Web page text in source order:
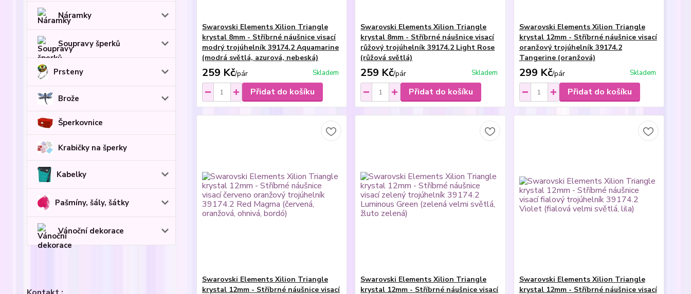
Náramky
Soupravy šperků
Prsteny
Brože
Šperkovnice
Krabičky na šperky
Kabelky
Pašmíny, šály, šátky
Vánoční dekorace
Swarovski Elements Xilion Triangle
krystal 8mm - Stříbrné náušnice visací
modrý trojúhelník 39174.2 Aquamarine
(modrá světlá, azurová, nebeská)
259 Kč/pár Skladem
Přidat do košíku
Swarovski Elements Xilion Triangle
krystal 8mm - Stříbrné náušnice visací
růžový trojúhelník 39174.2 Light Rose
(růžová světlá)
259 Kč/pár Skladem
Přidat do košíku
Swarovski Elements Xilion Triangle
krystal 12mm - Stříbrné náušnice visací
oranžový trojúhelník 39174.2
Tangerine (oranžová)
299 Kč/pár Skladem
Přidat do košíku
Swarovski Elements Xilion Triangle
krystal 12mm - Stříbrné náušnice visací
Swarovski Elements Xilion Triangle
krystal 12mm - Stříbrné náušnice visací
Swarovski Elements Xilion Triangle
krystal 12mm - Stříbrné náušnice visací